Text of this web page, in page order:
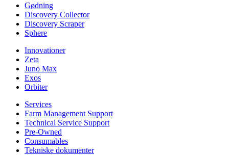
Gødning
Discovery Collector
Discovery Scraper
Sphere
Innovationer
Zeta
Juno Max
Exos
Orbiter
Services
Farm Management Support
Technical Service Support
Pre-Owned
Consumables
Tekniske dokumenter